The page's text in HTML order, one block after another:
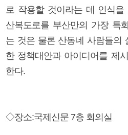
로 작용할 것이라는 데 인식
산복도로를 부산만의 가장 특
는 것은 물론 산동네 사람들의
한 정책대안과 아이디어를 제
한다.
◇장소:국제신문 7층 회의실